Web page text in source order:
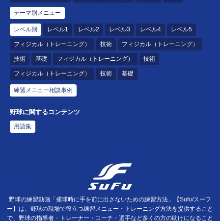
テーマ別メニュー
レベル別 レベル1 レベル2 レベル3 レベル4 レベル5
フィジカル（トレーニング） 技術 フィジカル（トレーニング）
技術 基礎 フィジカル（トレーニング） 技術
フィジカル（トレーニング） 技術 基礎
練習メニュー相談事例
野球に関するコンテンツ
用語集
野球の練習動画「捕球時に手を前に出さないための練習方法」【Sufu/スーフ
ー】は、野球の現場で役立つ練習メニュー・トレーニング方法を提供すること
で、野球の指導者・トレーナー・コーチ・選手など多くの方の助けになること